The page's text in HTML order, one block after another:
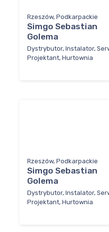
Rzeszów, Podkarpackie
Simgo Sebastian
Golema
Dystrybutor, Instalator,
Projektant, Hurtownia
Rzeszów, Podkarpackie
Simgo Sebastian
Golema
Dystrybutor, Instalator,
Projektant, Hurtownia